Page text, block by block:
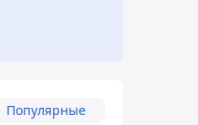
Популярные